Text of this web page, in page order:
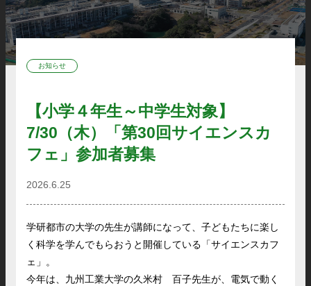
お知らせ
【小学４年生～中学生対象】
7/30（木）「第30回サイエンスカ
フェ」参加者募集
2026.6.25
学研都市の大学の先生が講師になって、子どもたちに楽し
く科学を学んでもらおうと開催している「サイエンスカフ
ェ」。
今年は、九州工業大学の久米村 百子先生が、電気で動く